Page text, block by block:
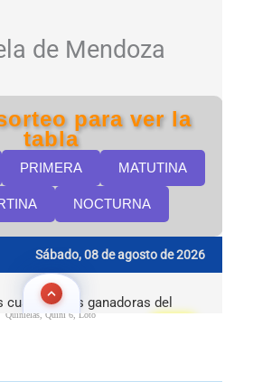
Quinielas, Quini 6, Loto